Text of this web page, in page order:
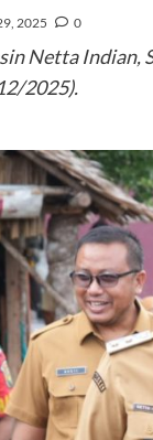
2025 0
Netta Indian,
2025).